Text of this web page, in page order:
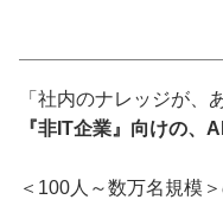
「社内のナレッジが、
『非IT企業』向けの、
＜100人～数万名規模